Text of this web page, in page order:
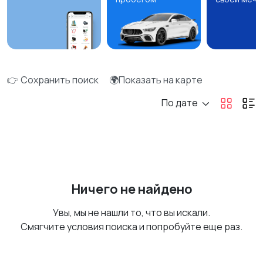
👉 Сохранить поиск
🌍Показать на карте
По дате
Ничего не найдено
Увы, мы не нашли то, что вы искали.
Смягчите условия поиска и попробуйте еще раз.